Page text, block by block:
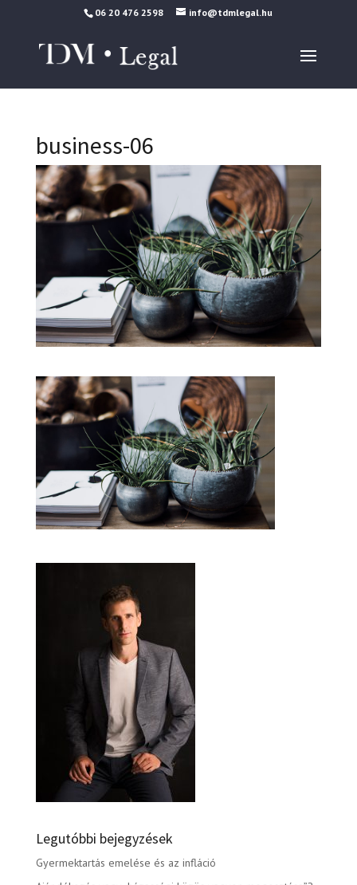
06 20 476 2598 info@tdmlegal.hu
business-06
Legutóbbi bejegyzések
Gyermektartás emelése és az infláció